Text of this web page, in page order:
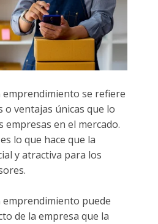
emprendimiento se refiere
o ventajas únicas que lo
en el mercado.
lo que hace que la
y atractiva para los
emprendimiento puede
de la empresa que la